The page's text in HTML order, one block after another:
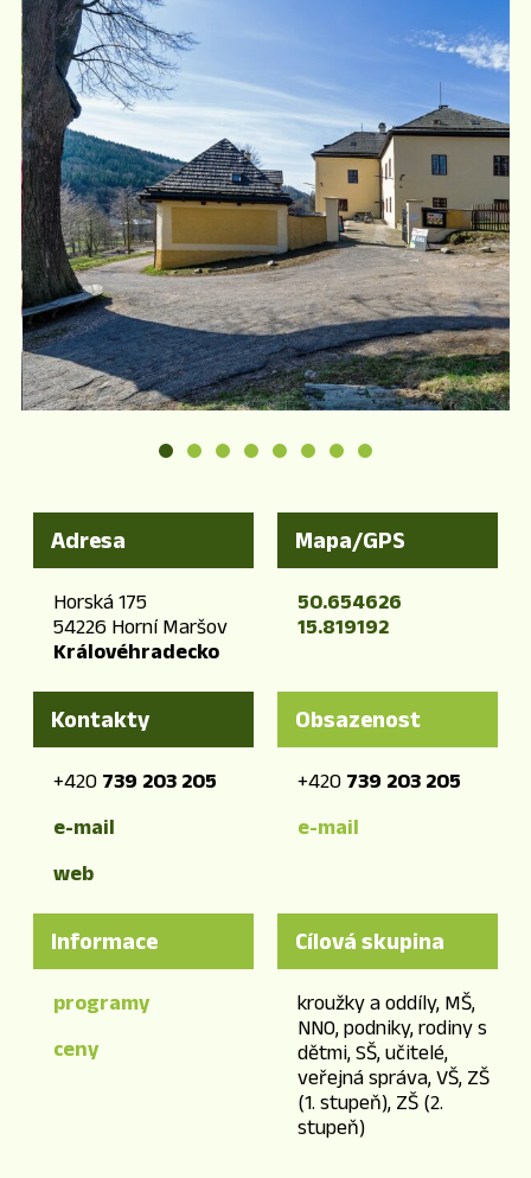
Adresa
Horská 175
54226 Horní Maršov
Královéhradecko
Mapa/GPS
50.654626
15.819192
Kontakty
+420 739 203 205
e-mail
web
Obsazenost
+420 739 203 205
e-mail
Informace
programy
ceny
Cílová skupina
kroužky a oddíly, MŠ,
NNO, podniky, rodiny s
dětmi, SŠ, učitelé,
veřejná správa, VŠ, ZŠ
(1. stupeň), ZŠ (2.
stupeň)